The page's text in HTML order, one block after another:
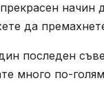
да
последен
много по-